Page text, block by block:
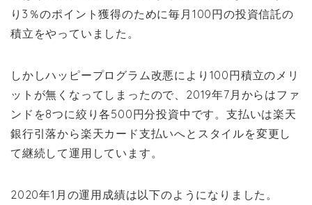
り3％のポイント獲得のために毎月100円の投資信託の
積立をやっていました。
しかしハッピープログラム改悪により100円積立のメリ
ットが無くなってしまったので、2019年7月からはファ
ンドを8つに絞り各500円分投資中です。支払いは楽天
銀行引落から楽天カード支払いへとスタイルを変更し
て継続して運用しています。
2020年1月の運用成績は以下のようになりました。